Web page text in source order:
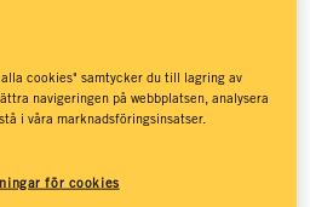
cookies" samtycker du till lagring av
navigeringen på webbplatsen, analysera
i våra marknadsföringsinsatser.
för cookies